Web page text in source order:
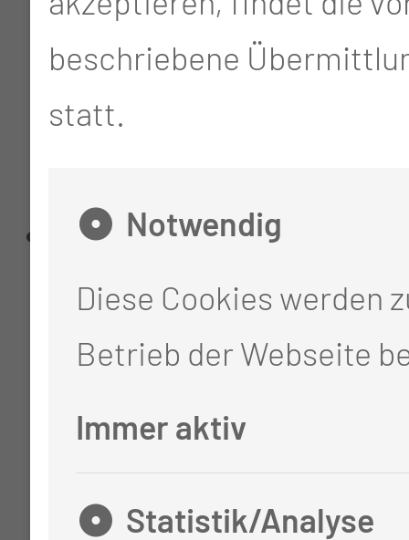
Bewegungsempfindung
und ein Konzept der
menschlichen
die Ausbildung der
Schülerinnen, Schüler,
Studentinnen und
erforderlichen
beschriebene
statt.
Notwendig
Diese Cookies werden
Betrieb der Webseite
Immer aktiv
Statistik/Analyse